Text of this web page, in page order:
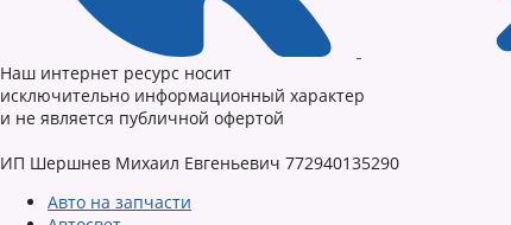
Наш интернет ресурс носит
исключительно информационный характер
и не является публичной офертой
ИП Шершнев Михаил Евгеньевич 772940135290
Авто на запчасти